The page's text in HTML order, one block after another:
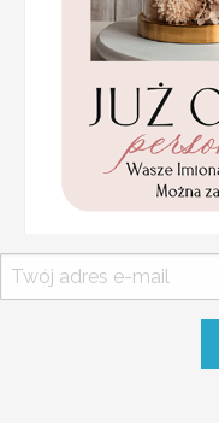
Statuetka pamiątka
Pierwszej Komunii w
personalizowana
Pamiątka Komunijna
Promocja:
85.00 PLN/105.00